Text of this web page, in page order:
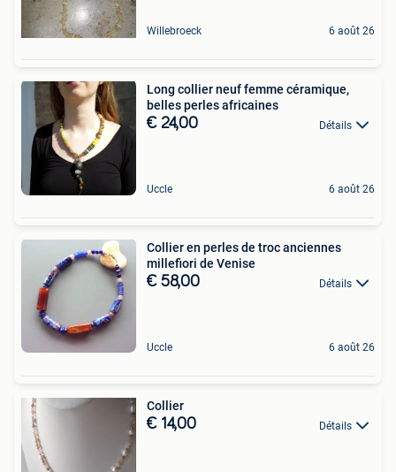
Willebroeck 6 août 26
Long collier neuf femme céramique,
belles perles africaines
€ 24,00 Détails
Uccle 6 août 26
Collier en perles de troc anciennes
millefiori de Venise
€ 58,00 Détails
Uccle 6 août 26
Collier
€ 14,00 Détails